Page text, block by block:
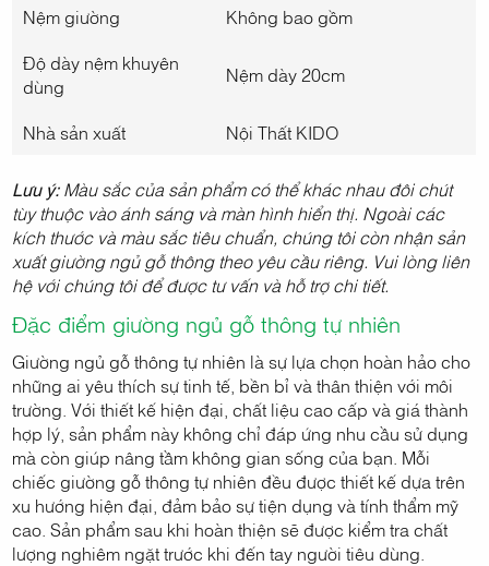
Nệm giường
Không bao gồm
Độ dày nệm khuyên
dùng
Nệm dày 20cm
Nhà sản xuất Nội Thất KIDO
Lưu ý:Màu sắc của sản phẩm có thể khác nhau đôi chút
tùy thuộc vào ánh sáng và màn hình hiển thị. Ngoài các
kích thước và màu sắc tiêu chuẩn, chúng tôi còn nhận sản
xuất giường ngủ gỗ thông theo yêu cầu riêng. Vui lòng liên
hệ với chúng tôi để được tư vấn và hỗ trợ chi tiết.
Đặc điểm giường ngủ gỗ thông tự nhiên
Giường ngủ gỗ thông tự nhiên là sự lựa chọn hoàn hảo cho
những ai yêu thích sự tinh tế, bền bỉ và thân thiện với môi
trường. Với thiết kế hiện đại, chất liệu cao cấp và giá thành
hợp lý, sản phẩm này không chỉ đáp ứng nhu cầu sử dụng
mà còn giúp nâng tầm không gian sống của bạn. Mỗi
chiếc giường gỗ thông tự nhiên đều được thiết kế dựa trên
xu hướng hiện đại, đảm bảo sự tiện dụng và tính thẩm mỹ
cao. Sản phẩm sau khi hoàn thiện sẽ được kiểm tra chất
lượng nghiêm ngặt trước khi đến tay người tiêu dùng.